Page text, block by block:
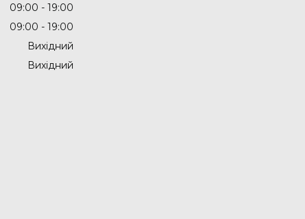
09:00
19:00
09:00
19:00
Вихідний
Вихідний